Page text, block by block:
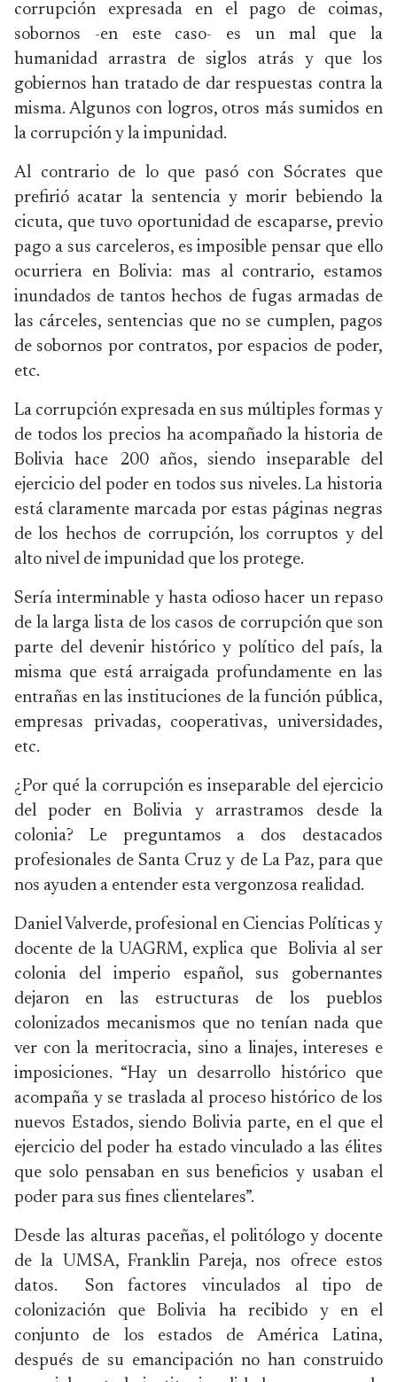
corrupción expresada en el pago de coimas,
sobornos -en este caso- es un mal que la
humanidad arrastra de siglos atrás y que los
gobiernos han tratado de dar respuestas contra la
misma. Algunos con logros, otros más sumidos en
la corrupción y la impunidad.
Al contrario de lo que pasó con Sócrates que
prefirió acatar la sentencia y morir bebiendo la
cicuta, que tuvo oportunidad de escaparse, previo
pago a sus carceleros, es imposible pensar que ello
ocurriera en Bolivia: mas al contrario, estamos
inundados de tantos hechos de fugas armadas de
las cárceles, sentencias que no se cumplen, pagos
de sobornos por contratos, por espacios de poder,
etc.
La corrupción expresada en sus múltiples formas y
de todos los precios ha acompañado la historia de
Bolivia hace 200 años, siendo inseparable del
ejercicio del poder en todos sus niveles. La historia
está claramente marcada por estas páginas negras
de los hechos de corrupción, los corruptos y del
alto nivel de impunidad que los protege.
Sería interminable y hasta odioso hacer un repaso
de la larga lista de los casos de corrupción que son
parte del devenir histórico y político del país, la
misma que está arraigada profundamente en las
entrañas en las instituciones de la función pública,
empresas privadas, cooperativas, universidades,
etc.
¿Por qué la corrupción es inseparable del ejercicio
del poder en Bolivia y arrastramos desde la
colonia? Le preguntamos a dos destacados
profesionales de Santa Cruz y de La Paz, para que
nos ayuden a entender esta vergonzosa realidad.
Daniel Valverde, profesional en Ciencias Políticas y
docente de la UAGRM, explica que Bolivia al ser
colonia del imperio español, sus gobernantes
dejaron en las estructuras de los pueblos
colonizados mecanismos que no tenían nada que
ver con la meritocracia, sino a linajes, intereses e
imposiciones. “Hay un desarrollo histórico que
acompaña y se traslada al proceso histórico de los
nuevos Estados, siendo Bolivia parte, en el que el
ejercicio del poder ha estado vinculado a las élites
que solo pensaban en sus beneficios y usaban el
poder para sus fines clientelares”.
Desde las alturas paceñas, el politólogo y docente
de la UMSA, Franklin Pareja, nos ofrece estos
datos. Son factores vinculados al tipo de
colonización que Bolivia ha recibido y en el
conjunto de los estados de América Latina,
después de su emancipación no han construido